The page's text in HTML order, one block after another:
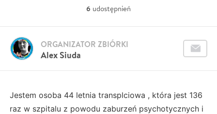
6 udostępnień
Alex Siuda
ORGANIZATOR ZBIÓRKI
Jestem osoba 44 letnia transplciowa , która jest 136
raz w szpitalu z powodu zaburzeń psychotycznych i